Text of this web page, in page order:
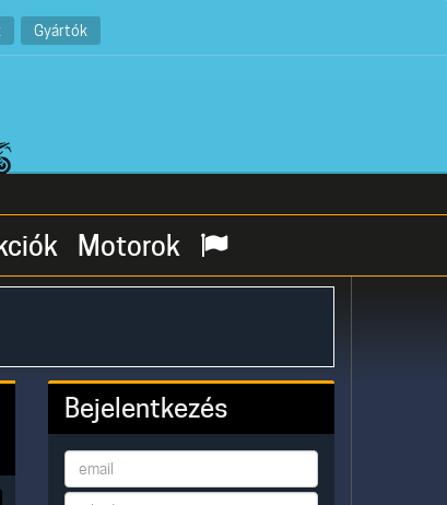
Gyártók
Motorok
Bejelentkezés